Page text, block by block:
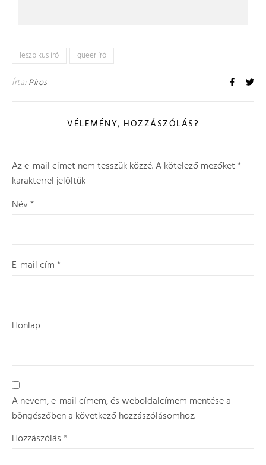
leszbikus író queer író
Írta:Piros
VÉLEMÉNY, HOZZÁSZÓLÁS?
Az e-mail címet nem tesszük közzé.A kötelező mezőket*
karakterrel jelöltük
Név*
E-mail cím*
Honlap
A nevem, e-mail címem, és weboldalcímem mentése a
böngészőben a következő hozzászólásomhoz.
Hozzászólás*